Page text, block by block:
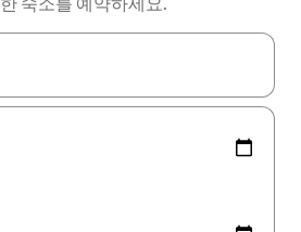
화살표 키를 사용하거나 터치 또는 스와이